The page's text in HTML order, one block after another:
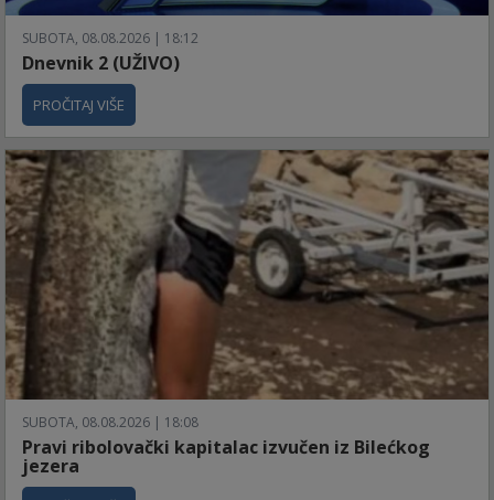
SUBOTA, 08.08.2026 | 18:12
Dnevnik 2 (UŽIVO)
PROČITAJ VIŠE
SUBOTA, 08.08.2026 | 18:08
Pravi ribolovački kapitalac izvučen iz Bilećkog
jezera